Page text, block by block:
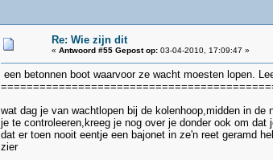
Re: Wie zijn dit
« Antwoord #55 Gepost op:03-04-2010, 17:09:47 »
een betonnen boot waarvoor ze wacht moesten lopen.
wat dag je van wachtlopen bij de kolenhoop,midden in
je te controleeren,kreeg je nog over je donder ook om
dat er toen nooit eentje een bajonet in ze'n reet geramd
zier